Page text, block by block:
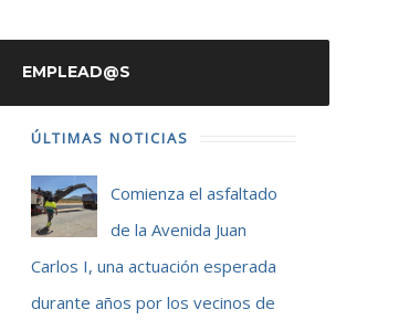
EMPLEAD@S
ÚLTIMAS NOTICIAS
Comienza el asfaltado
de la Avenida Juan
Carlos I, una actuación esperada
durante años por los vecinos de